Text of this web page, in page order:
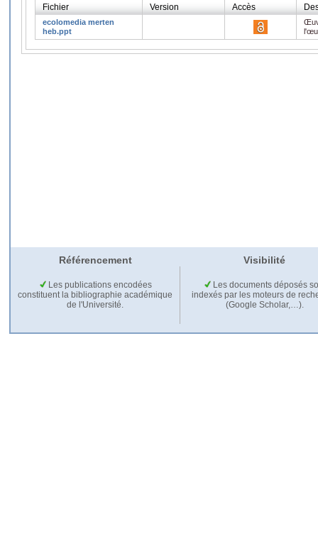
Fichier Version Accès
ecolomedia merten
heb.ppt
Référencement Visibilité
Les publications encodées
constituent la bibliographie académique
de l'Université.
Les documents déposés
indexés par les moteurs de
(Google Scholar,…).